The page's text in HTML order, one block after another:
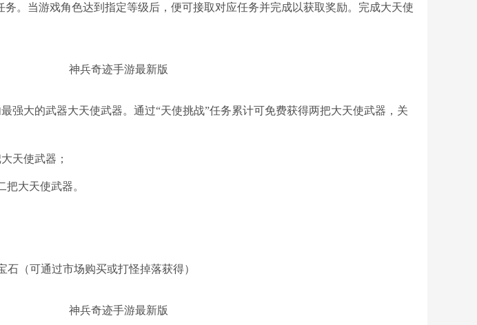
务。当游戏角色达到指定等级后，便可接取对应任务并完成以获取奖励。完成大天使
强大的武器大天使武器。通过“天使挑战”任务累计可免费获得两把大天使武器，关
天使武器；
大天使武器。
石（可通过市场购买或打怪掉落获得）